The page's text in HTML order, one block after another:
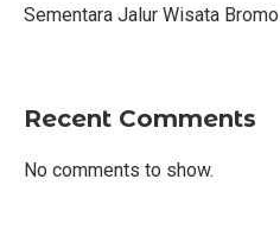
Sementara Jalur Wisata
Recent Comments
No comments to show.